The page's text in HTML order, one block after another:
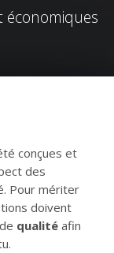
économiques
conçues et
des
Pour mériter
doivent
qualité afin